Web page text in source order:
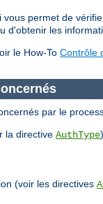
permet de
d'obtenir les
le How-To Contrôle
par le
la directive AuthType)
(voir les directives